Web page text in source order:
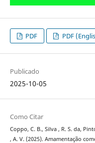
PDF PDF
Publicado
2025-10-05
Como Citar
Coppo, C. B., Silva , R. S. da,
, A. V. (2025). Amamentação